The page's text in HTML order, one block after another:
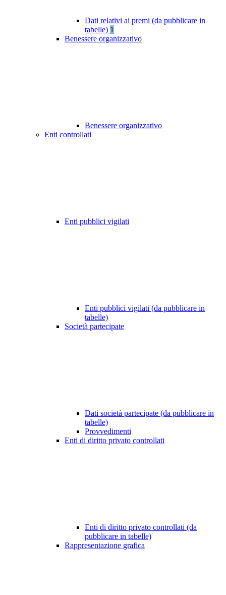
Dati relativi ai premi (da pubblicare in
tabelle) 1
Benessere organizzativo
Benessere organizzativo
Enti controllati
Enti pubblici vigilati
Enti pubblici vigilati (da pubblicare in
tabelle)
Società partecipate
Dati società partecipate (da pubblicare in
tabelle)
Provvedimenti
Enti di diritto privato controllati
Enti di diritto privato controllati (da
pubblicare in tabelle)
Rappresentazione grafica